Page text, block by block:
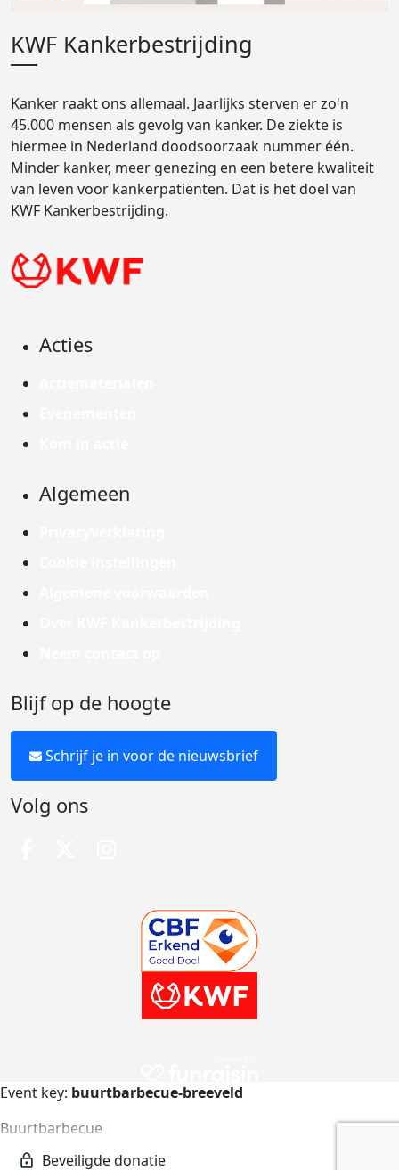
KWF Kankerbestrijding
Kanker raakt ons allemaal. Jaarlijks sterven er zo'n
45.000 mensen als gevolg van kanker. De ziekte is
hiermee in Nederland doodsoorzaak nummer één.
Minder kanker, meer genezing en een betere kwaliteit
van leven voor kankerpatiënten. Dat is het doel van
KWF Kankerbestrijding.
Acties
Algemeen
Blijf op de hoogte
Schrijf je in voor de nieuwsbrief
Volg ons
Event key: buurtbarbecue-breeveld
Buurtbarbecue
buurtbarbecue-breeveld